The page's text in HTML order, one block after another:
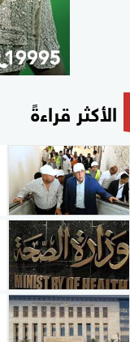
الأكثر قراءةً